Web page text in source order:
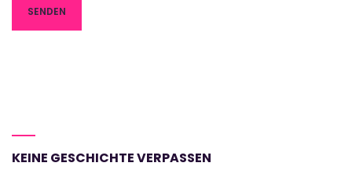
KEINE GESCHICHTE VERPASSEN